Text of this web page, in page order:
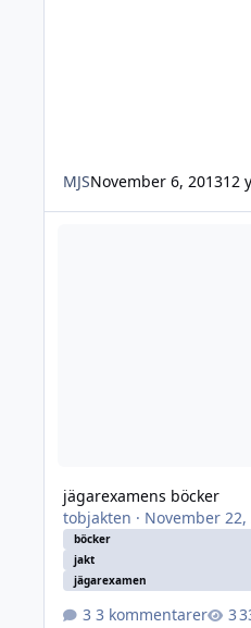
MJSNovember 6, 201312
jägarexamens böcker
tobjakten · November 22,
böcker
jakt
jägarexamen
3 kommentarer